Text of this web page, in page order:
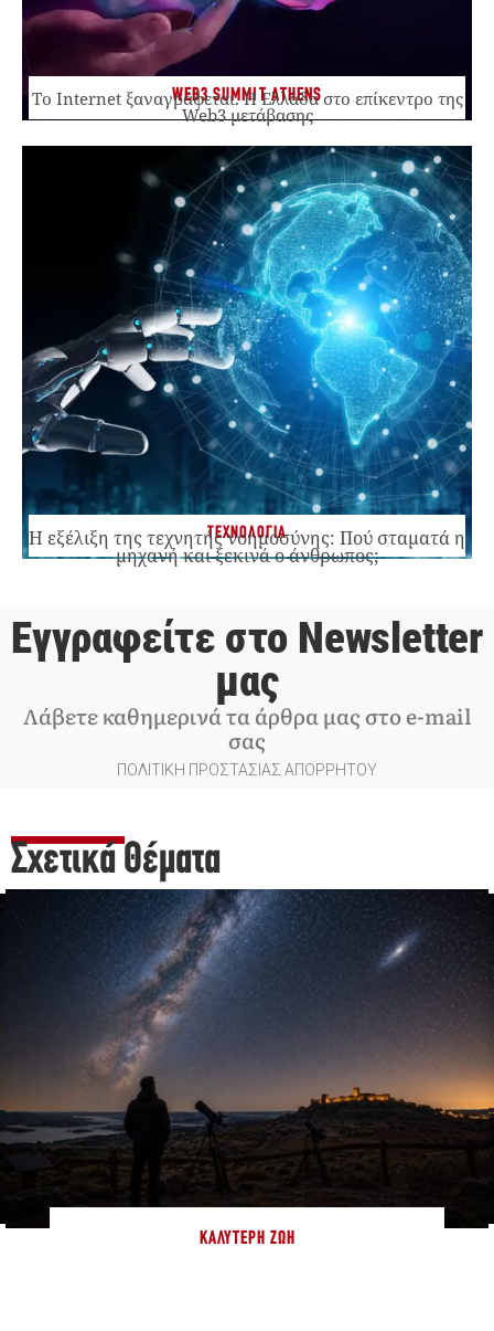
WEB3 SUMMIT ATHENS
Το Internet ξαναγράφεται. Η Ελλάδα στο επίκεντρο της
Web3 μετάβασης
ΤΕΧΝΟΛΟΓΙΑ
Η εξέλιξη της τεχνητής νοημοσύνης: Πού σταματά η
μηχανή και ξεκινά ο άνθρωπος;
Εγγραφείτε στο Newsletter
μας
Λάβετε καθημερινά τα άρθρα μας στο e-mail
σας
ΠΟΛΙΤΙΚΗ ΠΡΟΣΤΑΣΙΑΣ ΑΠΟΡΡΗΤΟΥ
Σχετικά Θέματα
ΚΑΛΎΤΕΡΗ ΖΩΉ